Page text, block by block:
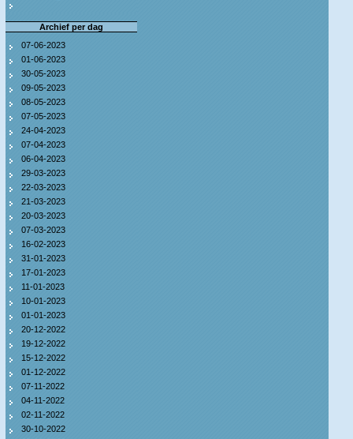
Archief per dag
07-06-2023
01-06-2023
30-05-2023
09-05-2023
08-05-2023
07-05-2023
24-04-2023
07-04-2023
06-04-2023
29-03-2023
22-03-2023
21-03-2023
20-03-2023
07-03-2023
16-02-2023
31-01-2023
17-01-2023
11-01-2023
10-01-2023
01-01-2023
20-12-2022
19-12-2022
15-12-2022
01-12-2022
07-11-2022
04-11-2022
02-11-2022
30-10-2022